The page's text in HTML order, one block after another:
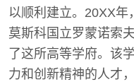
以顺利建立。20XX年
莫斯科国立罗蒙诺索
了这所高等学府。该
力和创新精神的人才